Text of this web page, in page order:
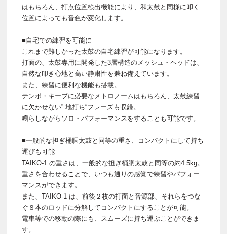
はもちろん、打点位置検出機能により、和太鼓と同様に叩く
位置によっても音色が変化します。
■自宅での練習を可能に
これまで難しかった太鼓の自宅練習が可能になります。
打面の、太鼓専用に開発した3層構造のメッシュ・ヘッドは、
自然な叩き心地と高い静粛性を兼ね備えています。
また、練習に便利な機能も搭載。
テンポ・キープに必要なメトロノームはもちろん、太鼓練習
に欠かせない” 地打ち“フレーズも収録。
鳴らしながらソロ・パフォーマンスをすることも可能です。
■一般的な担ぎ桶胴太鼓と同等の重さ、コンパクトにして持ち
運びも可能
TAIKO-1 の重さは、一般的な担ぎ桶胴太鼓と同等の約4.5kg。
重さを合わせることで、いつも通りの感覚で練習やパフォー
マンスができます。
また、TAIKO-1 は、前後２枚の打面と音源部、それらをつな
ぐ８本のロッドに分解してコンパクトにすることが可能。
電車等での移動の際にも、スムーズに持ち運ぶことができま
す。